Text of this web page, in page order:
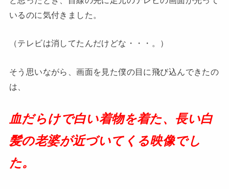
いるのに気付きました。
（テレビは消してたんだけどな・・・。）
そう思いながら、画面を見た僕の目に飛び込んできたの
は、
血だらけで白い着物を着た、長い白
髪の老婆が近づいてくる映像でし
た。